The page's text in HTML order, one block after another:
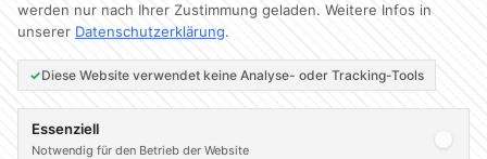
schwer gefallen. Auf dem Platz mitzuhelfen
macht deutlich mehr Spaß, als zum Nichtstun
verdonnert zu sein. Jetzt werden wir Alles dran
setzen gegen Frankfurt nachzulegen!
werden nur nach Ihrer Zustimmung geladen. Weitere Infos in
unserer Datenschutzerklärung.
Diese Website verwendet keine Analyse- oder Tracking-Tools
Essenziell
Notwendig für den Betrieb der Website